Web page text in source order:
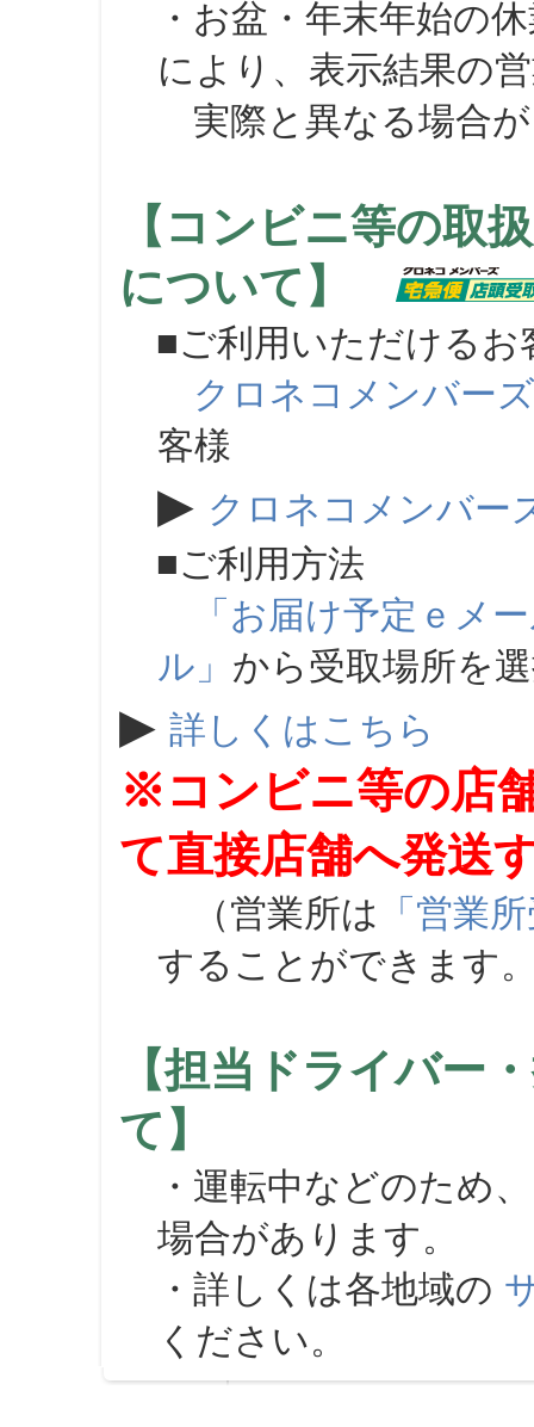
・お盆・年末年始の
により、表示結果の
実際と異なる場合が
【コンビニ等の取
について】
■ご利用いただけるお
クロネコメンバーズ
客様
▶ クロネコメンバー
■ご利用方法
「お届け予定ｅメ
ル」 から受取場所を
▶ 詳しくはこちら
※コンビニ等の店
て直接店舗へ発送
（営業所は 「営業
することができます
【担当ドライバー
て】
・運転中などのため
場合があります。
・詳しくは各地域の
ください。